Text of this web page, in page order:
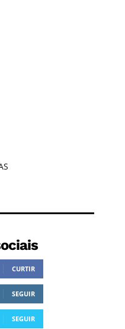
CURTIR
SEGUIR
SEGUIR